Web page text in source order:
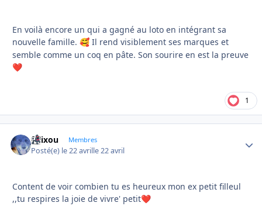
En voilà encore un qui a gagné au loto en intégrant sa
nouvelle famille. 🥰 Il rend visiblement ses marques et
semble comme un coq en pâte. Son sourire en est la preuve
❤️
1
felixou Membres
Posté(e) le 22 avrille 22 avril
Content de voir combien tu es heureux mon ex petit filleul
,,tu respires la joie de vivre' petit❤️